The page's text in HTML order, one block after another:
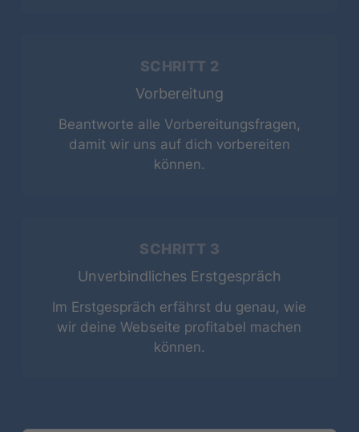
SCHRITT 2
Vorbereitung
Beantworte alle Vorbereitungsfragen,
damit wir uns auf dich vorbereiten
können.
SCHRITT 3
Unverbindliches Erstgespräch
Im Erstgespräch erfährst du genau, wie
wir deine Webseite profitabel machen
können.